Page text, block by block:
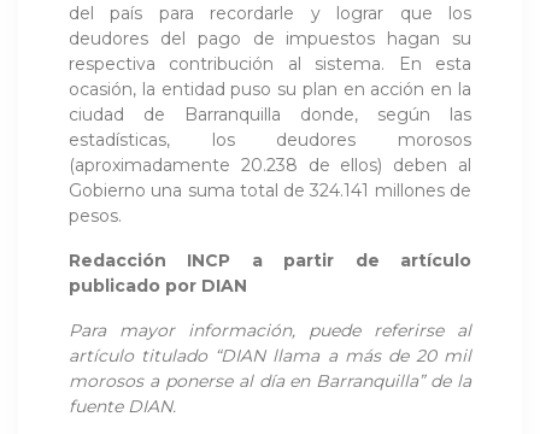
del país para recordarle y lograr que los
deudores del pago de impuestos hagan su
respectiva contribución al sistema. En esta
ocasión, la entidad puso su plan en acción en la
ciudad de Barranquilla donde, según las
estadísticas, los deudores morosos
(aproximadamente 20.238 de ellos) deben al
Gobierno una suma total de 324.141 millones de
pesos.
Redacción INCP a partir de artículo
publicado por DIAN
Para mayor información, puede referirse al
artículo titulado “DIAN llama a más de 20 mil
morosos a ponerse al día en Barranquilla” de la
fuente DIAN.